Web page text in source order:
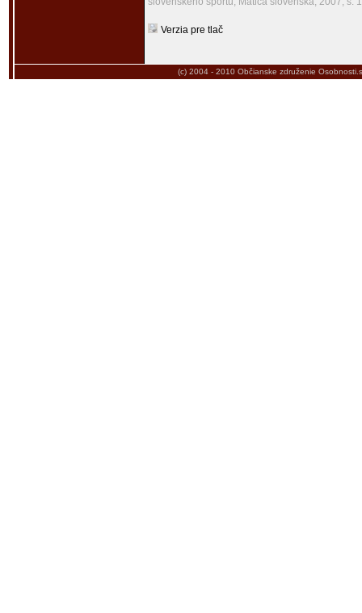
Verzia pre tlač
(c) 2004 - 2010 Občianske združenie